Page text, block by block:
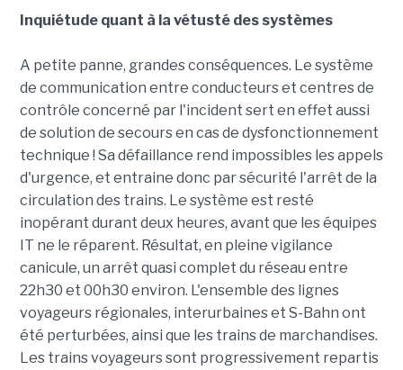
Inquiétude quant à la vétusté des systèmes
A petite panne, grandes conséquences. Le système
de communication entre conducteurs et centres de
contrôle concerné par l'incident sert en effet aussi
de solution de secours en cas de dysfonctionnement
technique ! Sa défaillance rend impossibles les appels
d'urgence, et entraine donc par sécurité l'arrêt de la
circulation des trains. Le système est resté
inopérant durant deux heures, avant que les équipes
IT ne le réparent. Résultat, en pleine vigilance
canicule, un arrêt quasi complet du réseau entre
22h30 et 00h30 environ. L'ensemble des lignes
voyageurs régionales, interurbaines et S-Bahn ont
été perturbées, ainsi que les trains de marchandises.
Les trains voyageurs sont progressivement repartis